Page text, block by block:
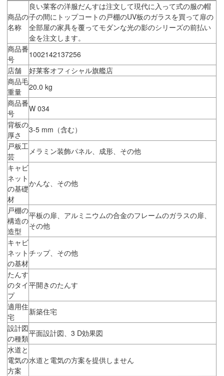
商品の
名称
良い莱客の洋服だんすは注文して現代に入って式の服の帽
子の間にトップコートの戸棚のUV板のガラスを買って扉の
全部屋の家具を覆ってモダンな光の影のシリーズの前払い
金を注文します。
商品番
号
1002142137256
店舗
好莱客オフィシャル旗艦店
商品毛
重量
20.0 kg
商品番
号
W 034
背板の
厚さ
3-5 mm（含む）
戸板工
芸
メラミン装飾パネル、成形、その他
キャビ
ネット
の基礎
材
かんな、その他
戸棚の
構造の
造型
平板の扉、アルミニウムの合金のフレームのガラスの扉、
その他
キャビ
ネット
の基材
チップ、その他
たんす
のタイ
プ
平開きのたんす
適用住
宅
新築住宅
設計図
の種類
平面設計図、3 D効果図
水道と
電気の
方案
水道と電気の方案を提供しません